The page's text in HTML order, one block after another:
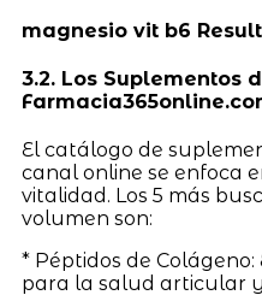
magnesio vit b6
3.2. Los Suplementos
El catálogo de
canal online se enfoca
vitalidad. Los 5 más
volumen son:
* Péptidos de
para la salud articular